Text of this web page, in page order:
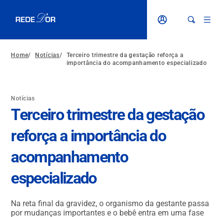
Home/ Notícias/
Terceiro trimestre da gestação reforça a
importância do acompanhamento especializado
Notícias
Terceiro trimestre da gestação
reforça a importância do
acompanhamento
especializado
Na reta final da gravidez, o organismo da gestante passa
por mudanças importantes e o bebê entra em uma fase